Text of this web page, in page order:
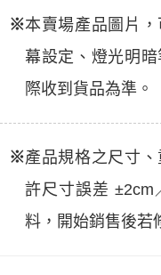
※本賣場產品圖片
幕設定、燈光明
際收到貨品為準。
※產品規格之尺寸
許尺寸誤差 ±2cm
料，開始銷售後若